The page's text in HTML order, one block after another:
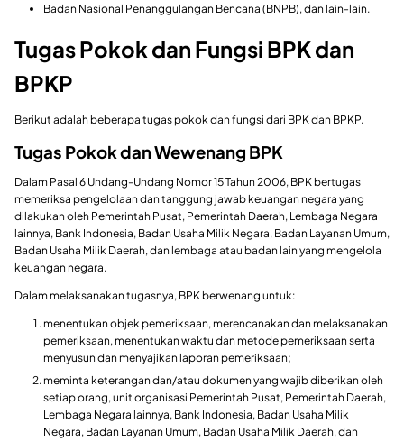
Badan Nasional Penanggulangan Bencana (BNPB), dan lain-lain.
Tugas Pokok dan Fungsi BPK dan
BPKP
Berikut adalah beberapa tugas pokok dan fungsi dari BPK dan BPKP.
Tugas Pokok dan Wewenang BPK
Dalam Pasal 6 Undang-Undang Nomor 15 Tahun 2006, BPK bertugas
memeriksa pengelolaan dan tanggung jawab keuangan negara yang
dilakukan oleh Pemerintah Pusat, Pemerintah Daerah, Lembaga Negara
lainnya, Bank Indonesia, Badan Usaha Milik Negara, Badan Layanan Umum,
Badan Usaha Milik Daerah, dan lembaga atau badan lain yang mengelola
keuangan negara.
Dalam melaksanakan tugasnya, BPK berwenang untuk:
menentukan objek pemeriksaan, merencanakan dan melaksanakan
pemeriksaan, menentukan waktu dan metode pemeriksaan serta
menyusun dan menyajikan laporan pemeriksaan;
meminta keterangan dan/atau dokumen yang wajib diberikan oleh
setiap orang, unit organisasi Pemerintah Pusat, Pemerintah Daerah,
Lembaga Negara lainnya, Bank Indonesia, Badan Usaha Milik
Negara, Badan Layanan Umum, Badan Usaha Milik Daerah, dan